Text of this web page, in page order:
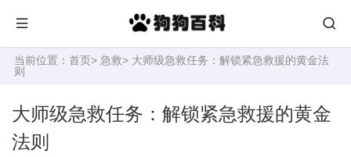
当前位置： 首页> 急救> 大师级急救任务：解锁紧急救援的黄金法
则
大师级急救任务：解锁紧急救援的黄金
法则